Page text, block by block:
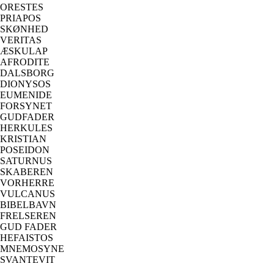
ORESTES
PRIAPOS
SKØNHED
VERITAS
ÆSKULAP
AFRODITE
DALSBORG
DIONYSOS
EUMENIDE
FORSYNET
GUDFADER
HERKULES
KRISTIAN
POSEIDON
SATURNUS
SKABEREN
VORHERRE
VULCANUS
BIBELBAVN
FRELSEREN
GUD FADER
HEFAISTOS
MNEMOSYNE
SVANTEVIT